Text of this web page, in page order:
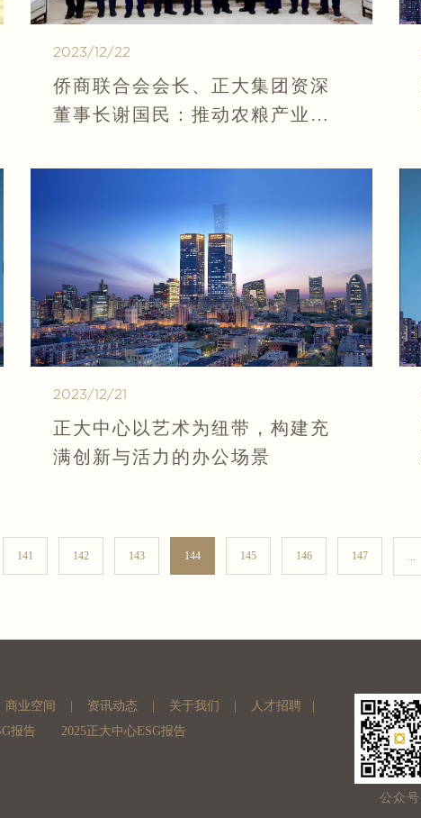
2023/12/22
侨商联合会会长、正大集团资深
董事长谢国民：推动农粮产业现
2023/12/21
正大中心以艺术为纽带，构建充
满创新与活力的办公场景
141 142 143 144 145 146 147 ...
商业空间 资讯动态 关于我们 人才招聘
报告
2025正大中心ESG报告
公众号